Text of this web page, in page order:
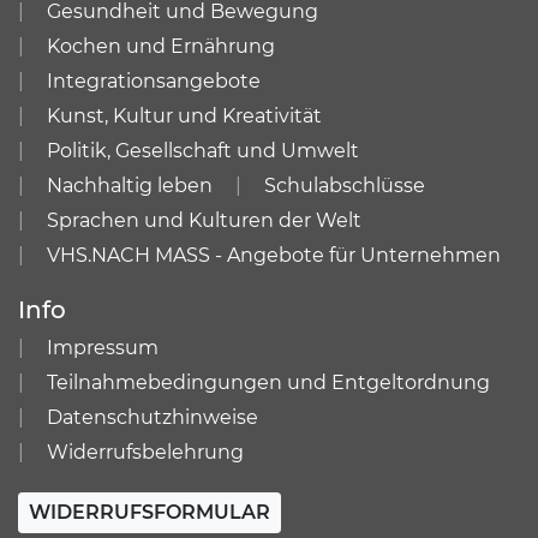
Gesundheit und Bewegung
Kochen und Ernährung
Integrationsangebote
Kunst, Kultur und Kreativität
Politik, Gesellschaft und Umwelt
Nachhaltig leben
Schulabschlüsse
Sprachen und Kulturen der Welt
VHS.NACH MASS - Angebote für Unternehmen
Info
Impressum
Teilnahmebedingungen und Entgeltordnung
Datenschutzhinweise
Widerrufsbelehrung
WIDERRUFSFORMULAR